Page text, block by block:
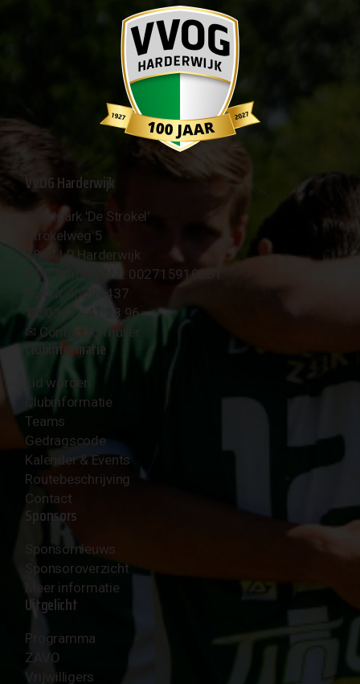
VVOG Harderwijk
Sportpark 'De Strokel'
Strokelweg 5
3847 LR Harderwijk
BTW Nummer NL 002715910B01
KvK Nr 40094437
☎︎ 0341 - 41 28 96
✉︎ Contactformulier
Clubinformatie
Lid worden
Clubinformatie
Teams
Gedragscode
Kalender & Events
Routebeschrijving
Contact
Sponsors
Sponsornieuws
Sponsoroverzicht
Meer informatie
Uitgelicht
Programma
ZAVO
Vrijwilligers